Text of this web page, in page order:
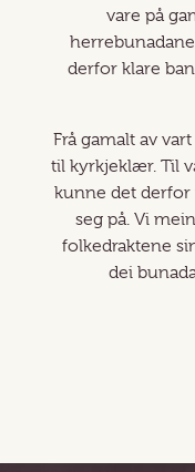
vare på
derfor klare
Frå gamalt av
til kyrkjeklær. Til
kunne det derfor
seg på. Vi
folkedraktene
dei